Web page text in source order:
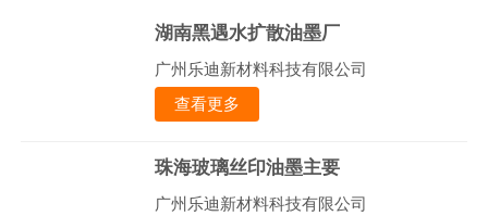
湖南黑遇水扩散油墨厂
广州乐迪新材料科技有限公司
查看更多
珠海玻璃丝印油墨主要
广州乐迪新材料科技有限公司